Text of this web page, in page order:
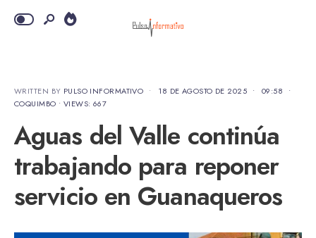
WRITTEN BY PULSO INFORMATIVO • 18 DE AGOSTO DE 2025 • 09:58
•
COQUIMBO • VIEWS: 667
Aguas del Valle continúa
trabajando para reponer
servicio en Guanaqueros